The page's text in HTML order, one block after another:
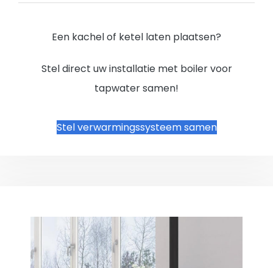
Een kachel of ketel laten plaatsen?
Stel direct uw installatie met boiler voor
tapwater samen!
Stel verwarmingssysteem samen